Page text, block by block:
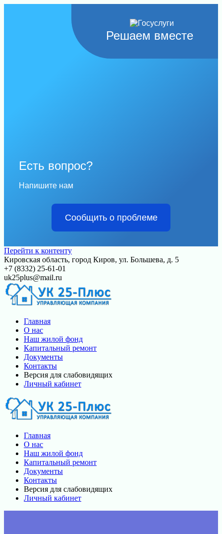
Решаем вместе
Есть вопрос?
Напишите нам
Сообщить о проблеме
Перейти к контенту
Кировская область, город Киров, ул. Большева, д. 5
+7 (8332) 25-61-01
uk25plus@mail.ru
Главная
О нас
Наш жилой фонд
Капитальный ремонт
Документы
Контакты
Версия для слабовидящих
Личный кабинет
Главная
О нас
Наш жилой фонд
Капитальный ремонт
Документы
Контакты
Версия для слабовидящих
Личный кабинет